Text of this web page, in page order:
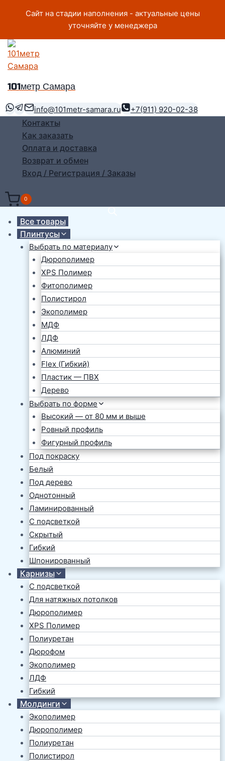
Сайт на стадии наполнения - актуальные цены
уточняйте у менеджера
101метр Самара
info@101metr-samara.ru +7(911) 920-02-38
Контакты
Как заказать
Оплата и доставка
Возврат и обмен
Вход / Регистрация / Заказы
0
Все товары
Плинтусы
Выбрать по материалу
Дюрополимер
XPS Полимер
Фитополимер
Полистирол
Экополимер
МДФ
ЛДФ
Алюминий
Flex (Гибкий)
Пластик — ПВХ
Дерево
Выбрать по форме
Высокий — от 80 мм и выше
Ровный профиль
Фигурный профиль
Под покраску
Белый
Под дерево
Однотонный
Ламинированный
С подсветкой
Скрытый
Гибкий
Шпонированный
Карнизы
С подсветкой
Для натяжных потолков
Дюрополимер
XPS Полимер
Полиуретан
Дюрофом
Экополимер
ЛДФ
Гибкий
Молдинги
Экополимер
Дюрополимер
Полиуретан
Полистирол